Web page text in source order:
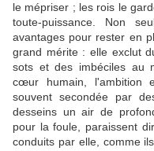
le mépriser ; les rois le
toute-puissance. Non
avantages pour rester en
grand mérite : elle exclut
sots et des imbéciles au
cœur humain, l'ambition
souvent secondée par
desseins un air de
pour la foule, paraissent
conduits par elle, comme